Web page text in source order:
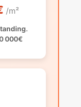
/m²
.
000€